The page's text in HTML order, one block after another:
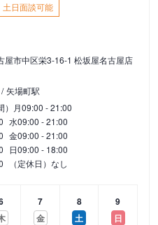
土日面談可能
屋市中区栄3-16-1 松坂屋名古屋店
矢場町駅
月09:00 - 21:00
水09:00 - 21:00
金09:00 - 21:00
日09:00 - 18:00
（定休日）なし
7
金
8
土
9
日